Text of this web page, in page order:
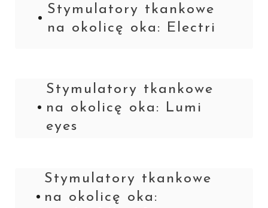
Stymulatory tkankowe
na okolicę oka: Electri
Stymulatory tkankowe
na okolicę oka: Lumi
eyes
Stymulatory tkankowe
na okolicę oka: